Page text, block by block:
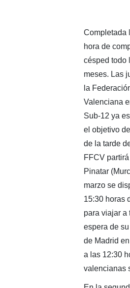
Completada
hora de
césped todo
meses. Las
la
Valenciana
Sub-12 ya
el objetivo
de la tarde
FFCV
Pinatar
marzo se
15:30 horas
para viajar a
espera de
de Madrid
a las 12:30
valencianas